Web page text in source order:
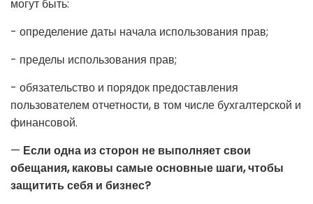
могут быть:
- определение даты начала использования прав;
- пределы использования прав;
- обязательство и порядок предоставления
пользователем отчетности, в том числе бухгалтерской и
финансовой.
— Если одна из сторон не выполняет свои
обещания, каковы самые основные шаги, чтобы
защитить себя и бизнес?